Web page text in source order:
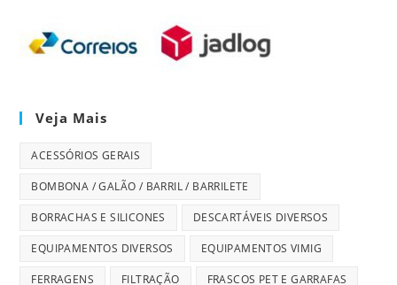
Veja Mais
ACESSÓRIOS GERAIS
BOMBONA / GALÃO / BARRIL / BARRILETE
BORRACHAS E SILICONES DESCARTÁVEIS DIVERSOS
EQUIPAMENTOS DIVERSOS EQUIPAMENTOS VIMIG
FERRAGENS FILTRAÇÃO FRASCOS PET E GARRAFAS